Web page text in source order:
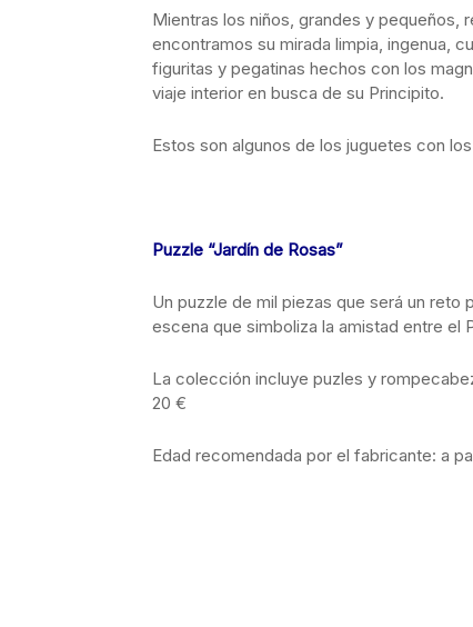
Mientras los niños, grandes y pequeños,
encontramos su mirada limpia, ingenua,
figuritas y pegatinas hechos con los
viaje interior en busca de su Principito.
Estos son algunos de los juguetes con
Puzzle “Jardín de Rosas”
Un puzzle de mil piezas que será un reto
escena que simboliza la amistad entre el
La colección incluye puzles y
20 €
Edad recomendada por el fabricante: a